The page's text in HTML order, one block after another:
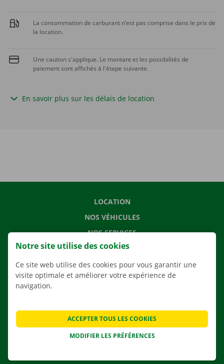
La consommation de carburant n’est pas comprise dans le prix de
la location.
Une caution s'applique. Le montant et les possibilités de
paiement sont affichés à l'étape suivante.
En savoir plus sur les délais de location
LOCATION
NOS VÉHICULES
NOS SERVICES
AGENCES
APPLI
SOLUTIONS DE DÉMÉNAGEMENT
CONTACTEZ NOUS
Notre site utilise des cookies
Ce site web utilise des cookies pour vous garantir une
visite optimale et améliorer votre expérience de
navigation.
MODIFIER LES PRÉFÉRENCES
ACCEPTER TOUS LES COOKIES